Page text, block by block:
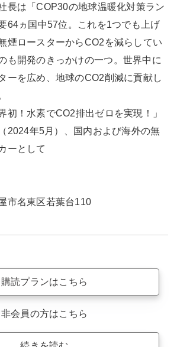
長は「COP30の地球温暖化対策ラン
64ヵ国中57位。これを1つでも上げ
煙ロースターからCO2を減らしてい
も開発のきっかけの一つ。世界中に
ーを広め、地球のCO2削減に貢献し
初！水素でCO2排出ゼロを実現！」
2024年5月）、国内および海外の無
ーとして
市名東区若葉台110
購読プランはこちら
非会員の方はこちら